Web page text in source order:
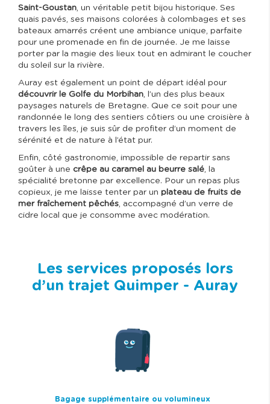
Saint-Goustan, un véritable petit bijou historique. Ses
quais pavés, ses maisons colorées à colombages et ses
bateaux amarrés créent une ambiance unique, parfaite
pour une promenade en fin de journée. Je me laisse
porter par la magie des lieux tout en admirant le coucher
du soleil sur la rivière.
Auray est également un point de départ idéal pour
découvrir le Golfe du Morbihan, l’un des plus beaux
paysages naturels de Bretagne. Que ce soit pour une
randonnée le long des sentiers côtiers ou une croisière à
travers les îles, je suis sûr de profiter d’un moment de
sérénité et de nature à l’état pur.
Enfin, côté gastronomie, impossible de repartir sans
goûter à une crêpe au caramel au beurre salé, la
spécialité bretonne par excellence. Pour un repas plus
copieux, je me laisse tenter par un plateau de fruits de
mer fraîchement pêchés, accompagné d’un verre de
cidre local que je consomme avec modération.
Les services proposés lors
d’un trajet Quimper - Auray
Bagage supplémentaire ou volumineux